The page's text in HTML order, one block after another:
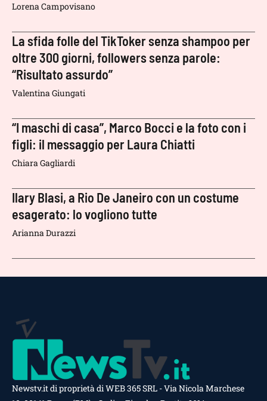
Lorena Campovisano
La sfida folle del TikToker senza shampoo per
oltre 300 giorni, followers senza parole:
“Risultato assurdo”
Valentina Giungati
“I maschi di casa”, Marco Bocci e la foto con i
figli: il messaggio per Laura Chiatti
Chiara Gagliardi
Ilary Blasi, a Rio De Janeiro con un costume
esagerato: lo vogliono tutte
Arianna Durazzi
Newstv.it di proprietà di WEB 365 SRL - Via Nicola Marchese